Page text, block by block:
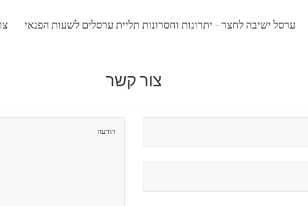
ערסל ישיבה לחצר - יתרונות וחסרונות תליית ערסלים לשעות הפנאי
צור קשר